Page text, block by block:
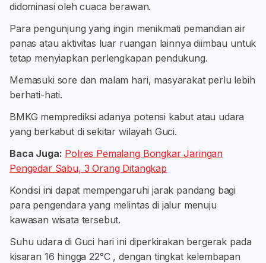
didominasi oleh cuaca berawan.
Para pengunjung yang ingin menikmati pemandian air
panas atau aktivitas luar ruangan lainnya diimbau untuk
tetap menyiapkan perlengkapan pendukung.
Memasuki sore dan malam hari, masyarakat perlu lebih
berhati-hati.
BMKG memprediksi adanya potensi kabut atau udara
yang berkabut di sekitar wilayah Guci.
Baca Juga: Polres Pemalang Bongkar Jaringan
Pengedar Sabu, 3 Orang Ditangkap
Kondisi ini dapat mempengaruhi jarak pandang bagi
para pengendara yang melintas di jalur menuju
kawasan wisata tersebut.
Suhu udara di Guci hari ini diperkirakan bergerak pada
kisaran 16 hingga 22°C , dengan tingkat kelembapan